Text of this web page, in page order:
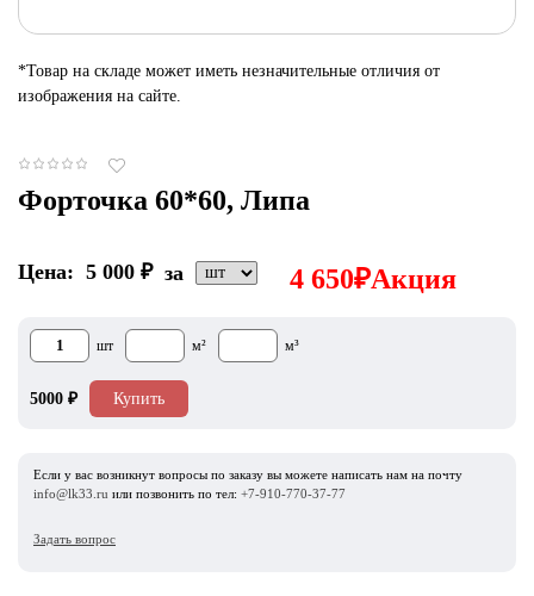
*Товар на складе может иметь незначительные отличия от
изображения на сайте.
Форточка 60*60, Липа
Цена: 5 000 ₽ за 4 650₽Акция
шт м² м³
5000 ₽ Купить
Если у вас возникнут вопросы по заказу вы можете написать нам на почту
info@lk33.ru или позвонить по тел: +7-910-770-37-77
Задать вопрос